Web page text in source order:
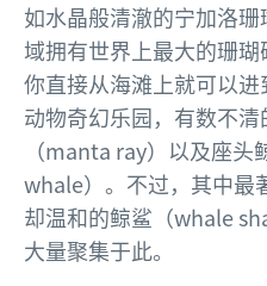
如水晶般清澈的宁加洛
域拥有世界上最大的珊瑚
你直接从海滩上就可以
动物奇幻乐园，有数不
（manta ray）以及座
whale）。不过，其中最
却温和的鲸鲨（whale
大量聚集于此。